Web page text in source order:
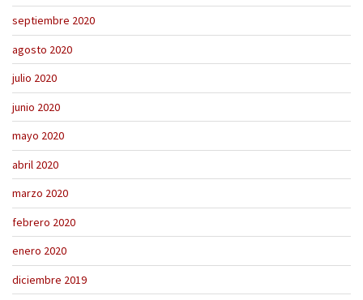
septiembre 2020
agosto 2020
julio 2020
junio 2020
mayo 2020
abril 2020
marzo 2020
febrero 2020
enero 2020
diciembre 2019